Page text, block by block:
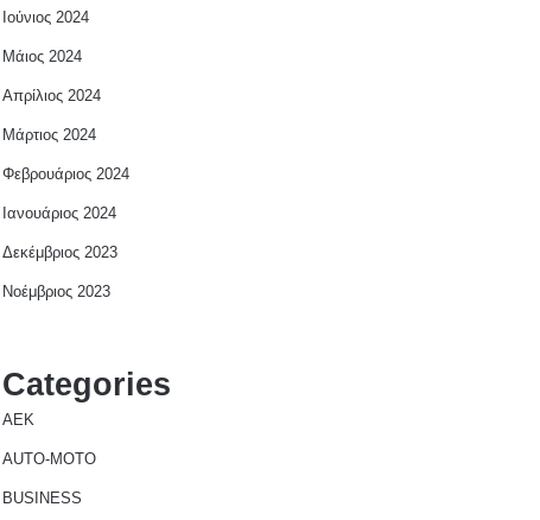
Ιούνιος 2024
Μάιος 2024
Απρίλιος 2024
Μάρτιος 2024
Φεβρουάριος 2024
Ιανουάριος 2024
Δεκέμβριος 2023
Νοέμβριος 2023
Categories
AEK
AUTO-MOTO
BUSINESS